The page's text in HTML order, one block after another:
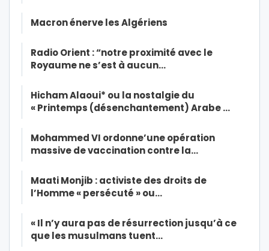
Macron énerve les Algériens
Radio Orient : “notre proximité avec le
Royaume ne s’est à aucun…
Hicham Alaoui* ou la nostalgie du
« Printemps (désenchantement) Arabe …
Mohammed VI ordonne’une opération
massive de vaccination contre la…
Maati Monjib : activiste des droits de
l’Homme « persécuté » ou…
« Il n’y aura pas de résurrection jusqu’à ce
que les musulmans tuent…